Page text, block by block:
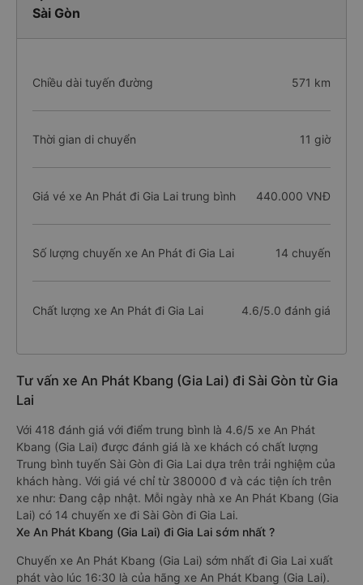
Sài Gòn
Chiều dài tuyến đường 571 km
Thời gian di chuyển 11 giờ
Giá vé xe An Phát đi Gia Lai trung bình 440.000 VNĐ
Số lượng chuyến xe An Phát đi Gia Lai 14 chuyến
Chất lượng xe An Phát đi Gia Lai 4.6/5.0 đánh giá
Tư vấn xe An Phát Kbang (Gia Lai) đi Sài Gòn từ Gia
Lai
Với 418 đánh giá với điểm trung bình là 4.6/5 xe An Phát
Kbang (Gia Lai) được đánh giá là xe khách có chất lượng
Trung bình tuyến Sài Gòn đi Gia Lai dựa trên trải nghiệm của
khách hàng. Với giá vé chỉ từ 380000 đ và các tiện ích trên
xe như: Đang cập nhật. Mỗi ngày nhà xe An Phát Kbang (Gia
Lai) có 14 chuyến xe đi Sài Gòn đi Gia Lai.
Xe An Phát Kbang (Gia Lai) đi Gia Lai sớm nhất ?
Chuyến xe An Phát Kbang (Gia Lai) sớm nhất đi Gia Lai xuất
phát vào lúc 16:30 là của hãng xe An Phát Kbang (Gia Lai).